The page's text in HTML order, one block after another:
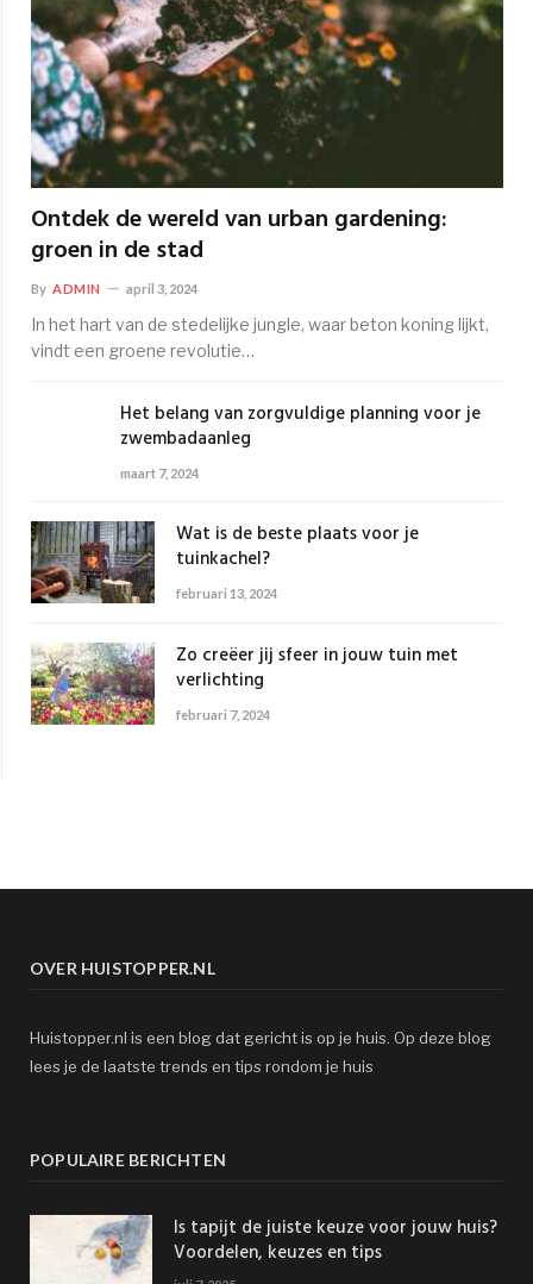
Ontdek de wereld van urban gardening:
groen in de stad
By ADMIN april 3, 2024
In het hart van de stedelijke jungle, waar beton koning lijkt,
vindt een groene revolutie…
Het belang van zorgvuldige planning voor je
zwembadaanleg
maart 7, 2024
Wat is de beste plaats voor je
tuinkachel?
februari 13, 2024
Zo creëer jij sfeer in jouw tuin met
verlichting
februari 7, 2024
OVER HUISTOPPER.NL
Huistopper.nl is een blog dat gericht is op je huis. Op deze blog
lees je de laatste trends en tips rondom je huis
POPULAIRE BERICHTEN
Is tapijt de juiste keuze voor jouw huis?
Voordelen, keuzes en tips